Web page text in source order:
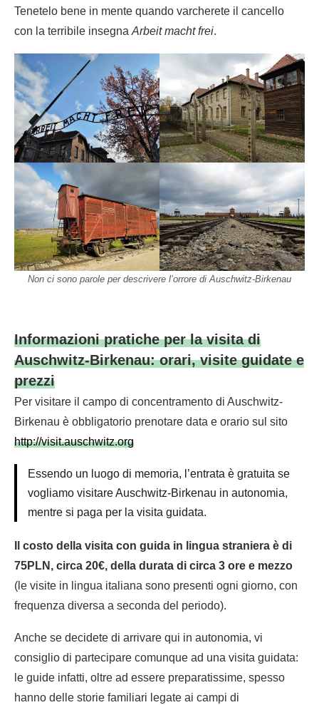
Tenetelo bene in mente quando varcherete il cancello
con la terribile insegna Arbeit macht frei.
Non ci sono parole per descrivere l’orrore di Auschwitz-Birkenau
Informazioni pratiche per la visita di
Auschwitz-Birkenau: orari, visite guidate e
prezzi
Per visitare il campo di concentramento di Auschwitz-
Birkenau è obbligatorio prenotare data e orario sul sito
http://visit.auschwitz.org
Essendo un luogo di memoria, l’entrata è gratuita se
vogliamo visitare Auschwitz-Birkenau in autonomia,
mentre si paga per la visita guidata.
Il costo della visita con guida in lingua straniera è di
75PLN, circa 20€, della durata di circa 3 ore e mezzo
(le visite in lingua italiana sono presenti ogni giorno, con
frequenza diversa a seconda del periodo).
Anche se decidete di arrivare qui in autonomia, vi
consiglio di partecipare comunque ad una visita guidata:
le guide infatti, oltre ad essere preparatissime, spesso
hanno delle storie familiari legate ai campi di